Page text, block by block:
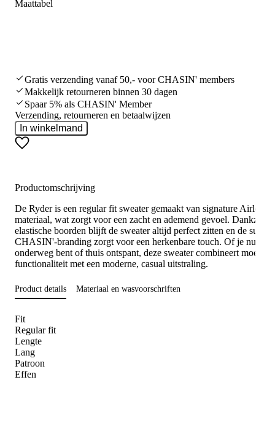
Maattabel
Gratis verzending vanaf 50,- voor CHASIN' members
Makkelijk retourneren binnen 30 dagen
Spaar 5% als CHASIN' Member
Verzending, retourneren en betaalwijzen
In winkelmand
Productomschrijving
De Ryder is een regular fit sweater gemaakt van signature Airloop-
materiaal, wat zorgt voor een zacht en ademend gevoel. Dankzij de
elastische boorden blijft de sweater altijd perfect zitten en de
CHASIN'-branding zorgt voor een herkenbare touch. Of je nu
onderweg bent of thuis ontspant, deze sweater combineert
functionaliteit met een moderne, casual uitstraling.
Product details Materiaal en wasvoorschriften
Fit
Regular fit
Lengte
Lang
Patroon
Effen